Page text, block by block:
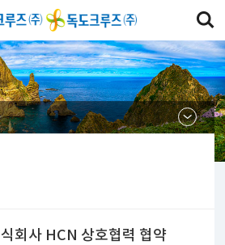
회사 HCN 상호협력 협약